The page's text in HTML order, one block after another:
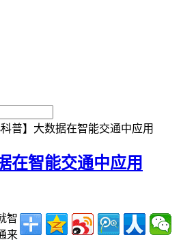
科普】大数据在智能交通中应用
在智能交通中应用
智
来